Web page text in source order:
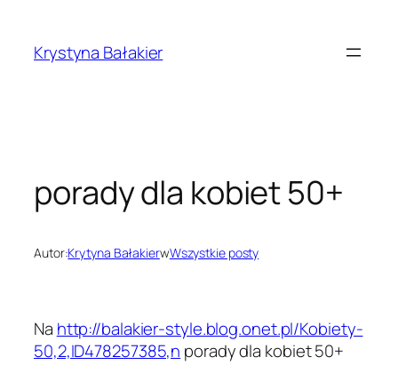
treściKrystyna Bałakier
porady dla kobiet 50+
Autor:Krytyna BałakierwWszystkie posty
Na http://balakier-style.blog.onet.pl/Kobiety-
50,2,ID478257385,n porady dla kobiet 50+